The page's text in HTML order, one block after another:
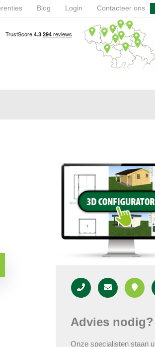
Blog Login Contacteer ons
Advies nodig?
Onze specialisten staan u